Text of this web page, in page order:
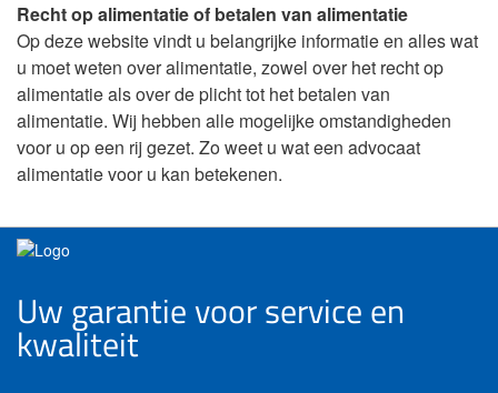
Recht op alimentatie of betalen van alimentatie
Op deze website vindt u belangrijke informatie en alles wat
u moet weten over alimentatie, zowel over het recht op
alimentatie als over de plicht tot het betalen van
alimentatie. Wij hebben alle mogelijke omstandigheden
voor u op een rij gezet. Zo weet u wat een advocaat
alimentatie voor u kan betekenen.
Uw garantie voor service en
kwaliteit